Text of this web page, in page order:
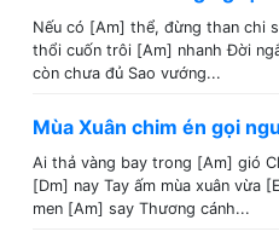
Nếu có [Am] thể, đừng than chi
thổi cuốn trôi [Am] nhanh Đời
còn chưa đủ Sao vướng...
Mùa Xuân chim én gọi
Ai thả vàng bay trong [Am] gió
[Dm] nay Tay ấm mùa xuân vừa
men [Am] say Thương cánh...